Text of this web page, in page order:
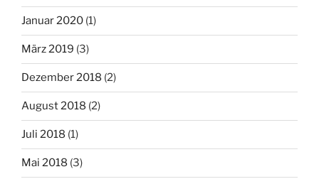
Januar 2020 (1)
März 2019 (3)
Dezember 2018 (2)
August 2018 (2)
Juli 2018 (1)
Mai 2018 (3)